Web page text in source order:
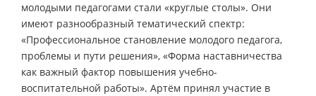
молодыми педагогами стали «круглые столы». Они
имеют разнообразный тематический спектр:
«Профессиональное становление молодого педагога,
проблемы и пути решения», «Форма наставничества
как важный фактор повышения учебно-
воспитательной работы». Артём принял участие в